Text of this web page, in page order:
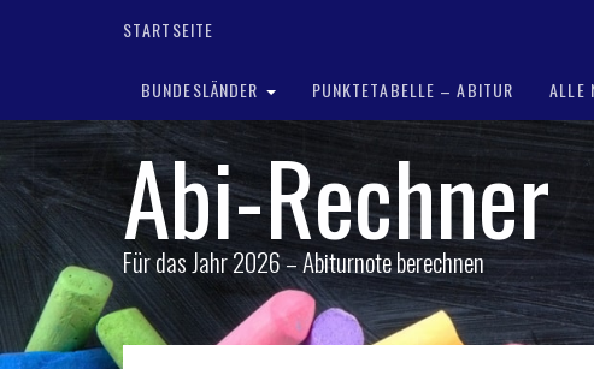
STARTSEITE
BUNDESLÄNDER PUNKTETABELLE – ABITUR ALLE
Abi-Rechner
Für das Jahr 2026 – Abiturnote berechnen